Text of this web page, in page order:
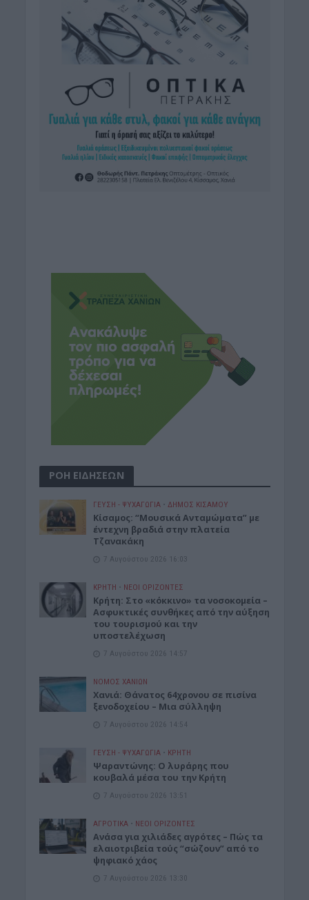
ΡΟΗ ΕΙΔΗΣΕΩΝ
ΓΕΎΣΗ - ΨΥΧΑΓΩΓΊΑ • ΔΉΜΟΣ ΚΙΣΆΜΟΥ
Κίσαμος: “Μουσικά Ανταμώματα” με
έντεχνη βραδιά στην πλατεία
Τζανακάκη
7 Αυγούστου 2026 16:03
ΚΡΗΤΗ • ΝΕΟΙ ΟΡΙΖΟΝΤΕΣ
Κρήτη: Στο «κόκκινο» τα νοσοκομεία –
Ασφυκτικές συνθήκες από την αύξηση
του τουρισμού και την
υποστελέχωση
7 Αυγούστου 2026 14:57
ΝΟΜΌΣ ΧΑΝΊΩΝ
Χανιά: Θάνατος 64χρονου σε πισίνα
ξενοδοχείου – Μια σύλληψη
7 Αυγούστου 2026 14:54
ΓΕΎΣΗ - ΨΥΧΑΓΩΓΊΑ • ΚΡΗΤΗ
Ψαραντώνης: Ο λυράρης που
κουβαλά μέσα του την Κρήτη
7 Αυγούστου 2026 13:51
ΑΓΡΟΤΙΚΑ • ΝΕΟΙ ΟΡΙΖΟΝΤΕΣ
Ανάσα για χιλιάδες αγρότες – Πώς τα
ελαιοτριβεία τούς “σώζουν” από το
ψηφιακό χάος
7 Αυγούστου 2026 13:30